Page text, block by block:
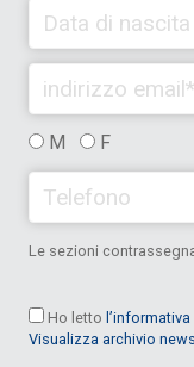
M F
Le sezioni
Ho letto
Visualizza archivio